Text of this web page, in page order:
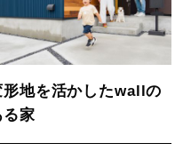
形地を活かしたwallの
る家